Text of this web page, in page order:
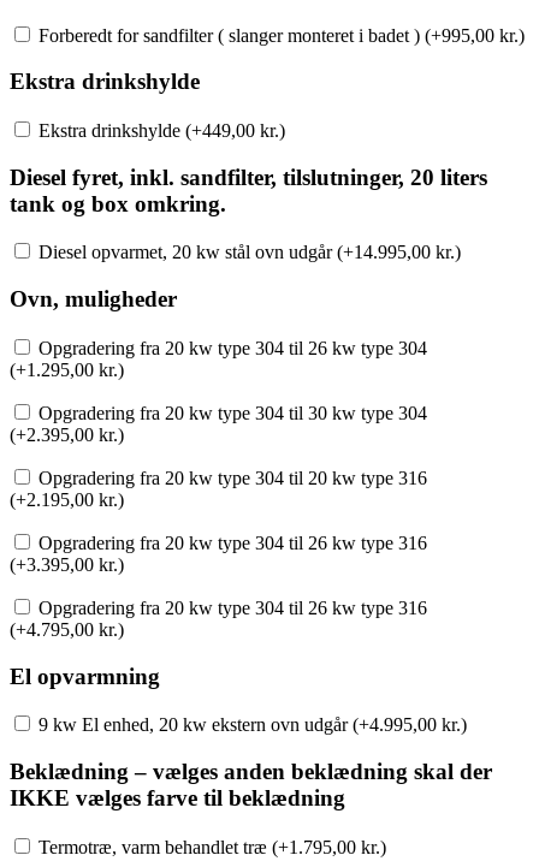
Forberedt for sandfilter ( slanger monteret i badet ) (+995,00 kr.)
Ekstra drinkshylde
Ekstra drinkshylde (+449,00 kr.)
Diesel fyret, inkl. sandfilter, tilslutninger, 20 liters
tank og box omkring.
Diesel opvarmet, 20 kw stål ovn udgår (+14.995,00 kr.)
Ovn, muligheder
Opgradering fra 20 kw type 304 til 26 kw type 304
(+1.295,00 kr.)
Opgradering fra 20 kw type 304 til 30 kw type 304
(+2.395,00 kr.)
Opgradering fra 20 kw type 304 til 20 kw type 316
(+2.195,00 kr.)
Opgradering fra 20 kw type 304 til 26 kw type 316
(+3.395,00 kr.)
Opgradering fra 20 kw type 304 til 26 kw type 316
(+4.795,00 kr.)
El opvarmning
9 kw El enhed, 20 kw ekstern ovn udgår (+4.995,00 kr.)
Beklædning – vælges anden beklædning skal der
IKKE vælges farve til beklædning
Termotræ, varm behandlet træ (+1.795,00 kr.)